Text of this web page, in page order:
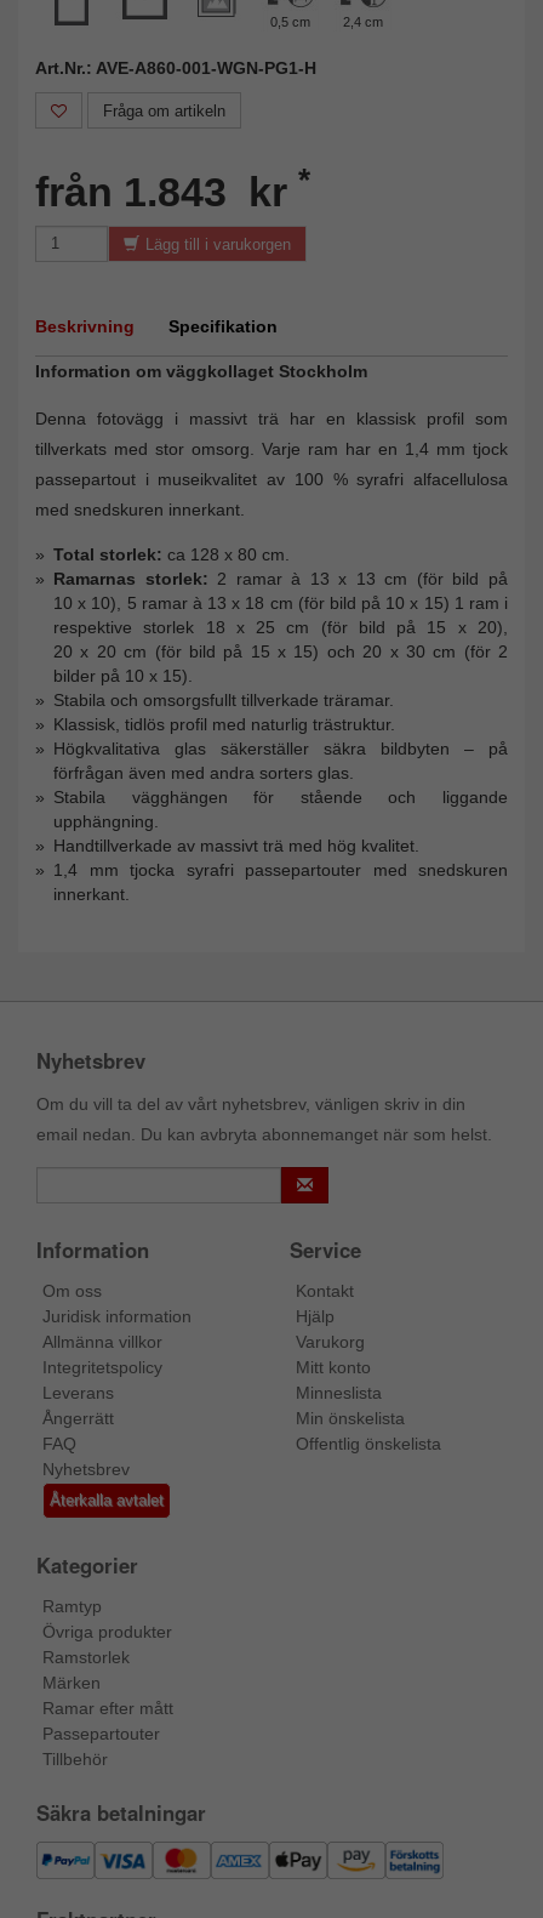
0,5 cm 2,4 cm
Art.Nr.: AVE-A860-001-WGN-PG1-H
Fråga om artikeln
från 1.843 kr *
Lägg till i varukorgen
Beskrivning Specifikation
Information om väggkollaget Stockholm
Denna fotovägg i massivt trä har en klassisk profil som
tillverkats med stor omsorg. Varje ram har en 1,4 mm tjock
passepartout i museikvalitet av 100 % syrafri alfacellulosa
med snedskuren innerkant.
Total storlek: ca 128 x 80 cm.
Ramarnas storlek: 2 ramar à 13 x 13 cm (för bild på
10 x 10), 5 ramar à 13 x 18 cm (för bild på 10 x 15) 1 ram i
respektive storlek 18 x 25 cm (för bild på 15 x 20),
20 x 20 cm (för bild på 15 x 15) och 20 x 30 cm (för 2
bilder på 10 x 15).
Stabila och omsorgsfullt tillverkade träramar.
Klassisk, tidlös profil med naturlig trästruktur.
Högkvalitativa glas säkerställer säkra bildbyten – på
förfrågan även med andra sorters glas.
Stabila vägghängen för stående och liggande
upphängning.
Handtillverkade av massivt trä med hög kvalitet.
1,4 mm tjocka syrafri passepartouter med snedskuren
innerkant.
Nyhetsbrev
Om du vill ta del av vårt nyhetsbrev, vänligen skriv in din
email nedan. Du kan avbryta abonnemanget när som helst.
Information
Om oss
Juridisk information
Allmänna villkor
Integritetspolicy
Leverans
Ångerrätt
FAQ
Nyhetsbrev
Återkalla avtalet
Service
Kontakt
Hjälp
Varukorg
Mitt konto
Minneslista
Min önskelista
Offentlig önskelista
Kategorier
Ramtyp
Övriga produkter
Ramstorlek
Märken
Ramar efter mått
Passepartouter
Tillbehör
Säkra betalningar